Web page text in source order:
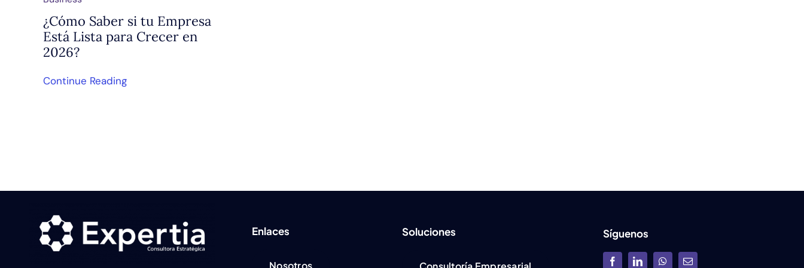
¿Cómo Saber si tu Empresa
Está Lista para Crecer en
2026?
Continue Reading
Enlaces
Nosotros
Soluciones Síguenos